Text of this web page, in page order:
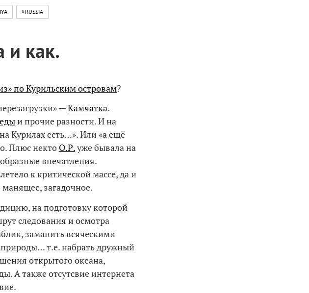
#RUSSIA
и как.
по Курильским островам?
—Камчатка.
и прочие разности. И на
Курилах есть…». Или «а ещё
Плюс некто О.Р.уже бывала на
впечатления.
к критической массе, да и
загадочное.
на подготовку которой
следования и осмотра
заманить всяческими
т.е. набрать дружный
открытого океана,
А также отсутсвие интернета